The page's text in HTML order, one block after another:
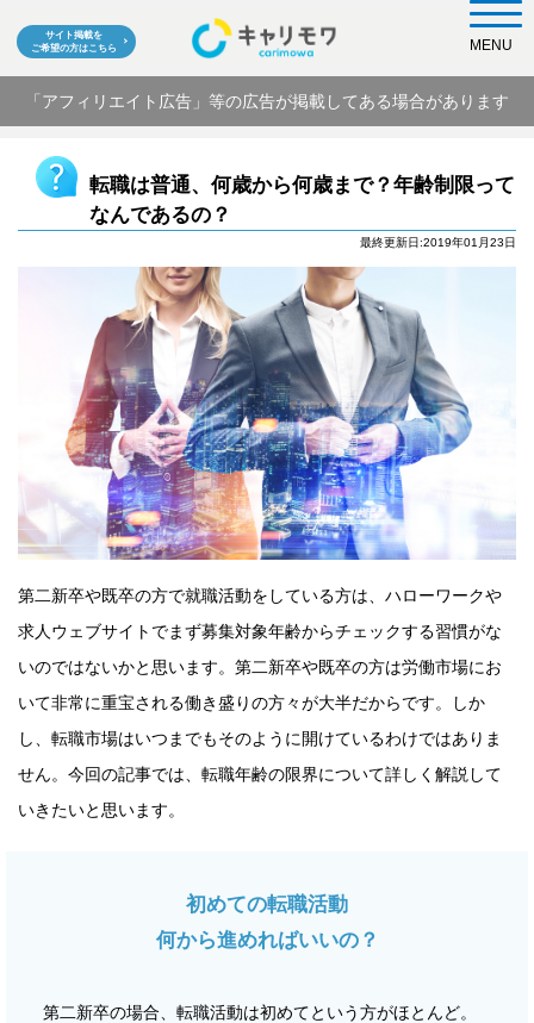
サイト掲載を
ご希望の方はこちら
「アフィリエイト広告」等の広告が掲載してある場合があります
MENU
転職は普通、何歳から何歳まで？年齢制限って
なんであるの？
最終更新日:2019年01月23日
第二新卒や既卒の方で就職活動をしている方は、ハローワークや
求人ウェブサイトでまず募集対象年齢からチェックする習慣がな
いのではないかと思います。第二新卒や既卒の方は労働市場にお
いて非常に重宝される働き盛りの方々が大半だからです。しか
し、転職市場はいつまでもそのように開けているわけではありま
せん。今回の記事では、転職年齢の限界について詳しく解説して
いきたいと思います。
初めての転職活動
何から進めればいいの？
第二新卒の場合、転職活動は初めてという方がほとんど。